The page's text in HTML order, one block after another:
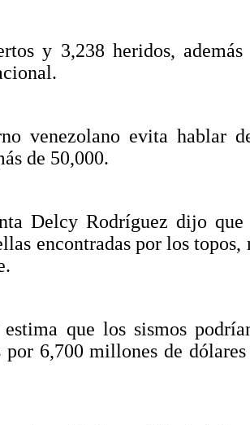
y 3,238 heridos,
venezolano evita hablar
de 50,000.
Delcy Rodríguez dijo
encontradas por los
que los sismos
por 6,700 millones de